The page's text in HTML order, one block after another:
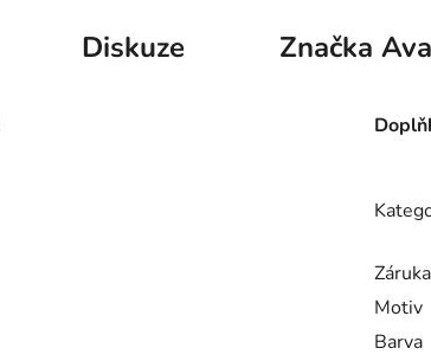
Diskuze Značka
Záruka
Motiv
Barva